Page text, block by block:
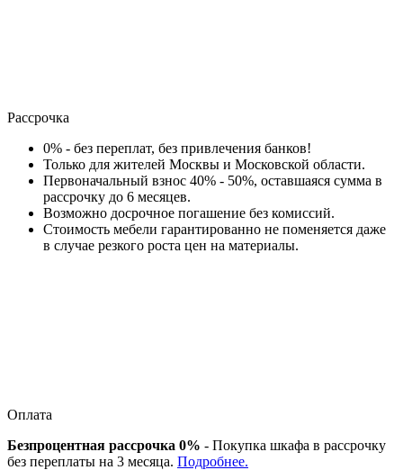
Рассрочка
0% - без переплат, без привлечения банков!
Только для жителей Москвы и Московской области.
Первоначальный взнос 40% - 50%, оставшаяся сумма в
рассрочку до 6 месяцев.
Возможно досрочное погашение без комиссий.
Стоимость мебели гарантированно не поменяется даже
в случае резкого роста цен на материалы.
Оплата
Безпроцентная рассрочка 0% - Покупка шкафа в рассрочку
без переплаты на 3 месяца. Подробнее.